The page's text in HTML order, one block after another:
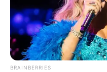
BRAINBERRIES